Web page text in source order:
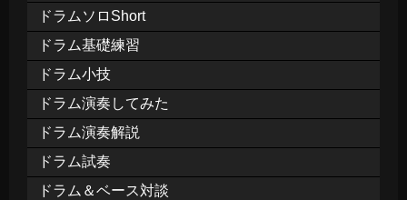
ドラムソロShort
ドラム基礎練習
ドラム小技
ドラム演奏してみた
ドラム演奏解説
ドラム試奏
ドラム＆ベース対談